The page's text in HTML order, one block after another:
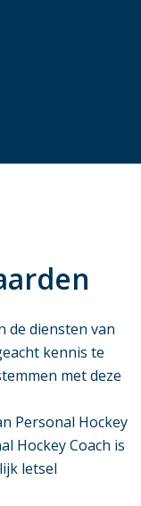
de diensten van
kennis te
met deze
Personal Hockey
Hockey Coach is
letsel